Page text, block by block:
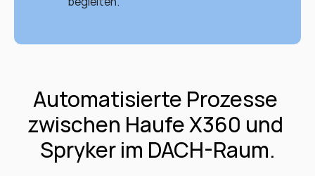
Automatisierte Prozesse
zwischen Haufe X360 und
Spryker im DACH-Raum.